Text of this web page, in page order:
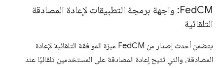
FedCM: واجهة برمجة التطبيقات لإعادة المصادقة
التلقائية
يتضمن أحدث إصدار من FedCM ميزة الموافقة التلقائية لإعادة
المصادقة، والتي تتيح إعادة المصادقة على المستخدمين تلقائيًا عند